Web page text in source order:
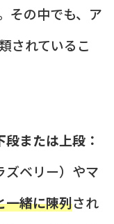
その中でも、ア
されているこ
または上段：
ズベリー）やマ
一緒に陳列され